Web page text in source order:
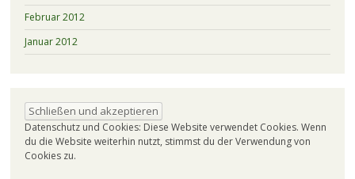
Februar 2012
Januar 2012
Datenschutz und Cookies: Diese Website verwendet Cookies. Wenn
du die Website weiterhin nutzt, stimmst du der Verwendung von
Cookies zu.